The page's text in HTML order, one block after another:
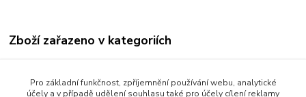
Zboží zařazeno v kategoriích
Stožáry a držáky
Pro základní funkčnost, zpříjemnění používání webu, analytické
účely a v případě udělení souhlasu také pro účely cílení reklamy